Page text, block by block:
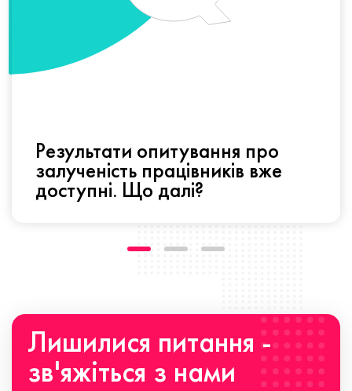
Результати опитування про
залученість працівників вже
доступні. Що далі?
Лишилися питання -
зв'яжіться з нами